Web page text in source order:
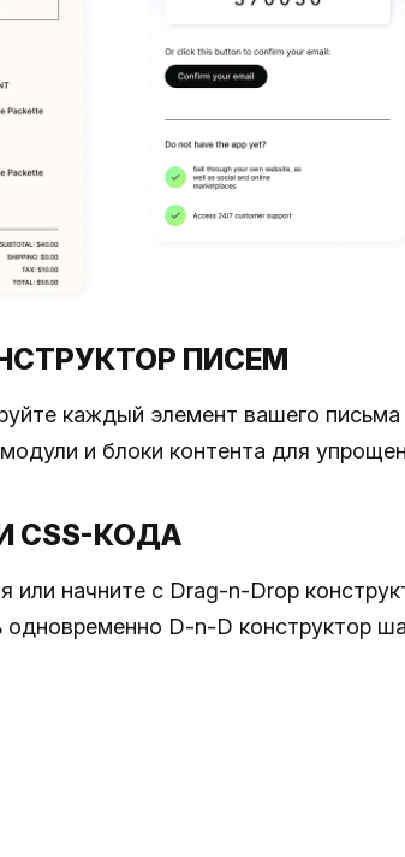
ПИСЕМ
каждый элемент вашего
и блоки контента для
CSS-КОДА
или начните с Drag-n-Drop
D-n-D конструктор